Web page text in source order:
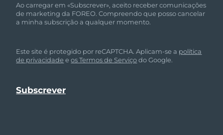
Ao carregar em «Subscrever», aceito receber comunicações
de marketing da FOREO. Compreendo que posso cancelar
a minha subscrição a qualquer momento.
Este site é protegido por reCAPTCHA. Aplicam-se a política
de privacidade eos Termos de Serviçodo Google.